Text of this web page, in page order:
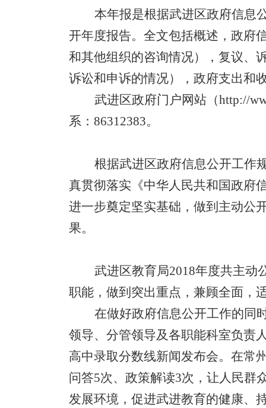
本年报是根据武进区政府信息
开年度报告。全文包括概述，政府
和其他组织的咨询情况），复议、
诉讼和申诉的情况），政府支出和
武进区政府门户网站（http://
系： 86312383。
根据武进区政府信息公开工作
真贯彻落实《中华人民共和国政府
进一步奠定坚实基础，做到主动公
果。
武进区教育局2018年度共主动
职能，做到突出重点，兼顾全面，
在做好政府信息公开工作的同
领导、分管领导及各职能科室负责
高中录取分数线新闻发布会。在常
问答5次、政策解读3次，让人民群
发展环境，促进武进教育的健康、